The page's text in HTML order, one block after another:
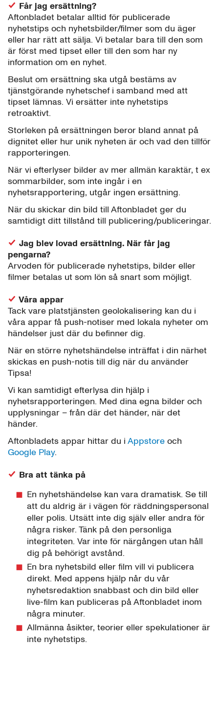
Får jag ersättning?
Aftonbladet betalar alltid för publicerade
nyhetstips och nyhetsbilder/filmer som du äger
eller har rätt att sälja. Vi betalar bara till den som
är först med tipset eller till den som har ny
information om en nyhet.
Beslut om ersättning ska utgå bestäms av
tjänstgörande nyhetschef i samband med att
tipset lämnas. Vi ersätter inte nyhetstips
retroaktivt.
Storleken på ersättningen beror bland annat på
dignitet eller hur unik nyheten är och vad den tillför
rapporteringen.
När vi efterlyser bilder av mer allmän karaktär, t ex
sommarbilder, som inte ingår i en
nyhetsrapportering, utgår ingen ersättning.
När du skickar din bild till Aftonbladet ger du
samtidigt ditt tillstånd till publicering/publiceringar.
Jag blev lovad ersättning. När får jag
pengarna?
Arvoden för publicerade nyhetstips, bilder eller
filmer betalas ut som lön så snart som möjligt.
Våra appar
Tack vare platstjänsten geolokalisering kan du i
våra appar få push-notiser med lokala nyheter om
händelser just där du befinner dig.
När en större nyhetshändelse inträffat i din närhet
skickas en push-notis till dig när du använder
Tipsa!
Vi kan samtidigt efterlysa din hjälp i
nyhetsrapporteringen. Med dina egna bilder och
upplysningar – från där det händer, när det
händer.
Aftonbladets appar hittar du i Appstore och
Google Play.
Bra att tänka på
En nyhetshändelse kan vara dramatisk. Se till
att du aldrig är i vägen för räddningspersonal
eller polis. Utsätt inte dig själv eller andra för
några risker. Tänk på den personliga
integriteten. Var inte för närgången utan håll
dig på behörigt avstånd.
En bra nyhetsbild eller film vill vi publicera
direkt. Med appens hjälp når du vår
nyhetsredaktion snabbast och din bild eller
live-film kan publiceras på Aftonbladet inom
några minuter.
Allmänna åsikter, teorier eller spekulationer är
inte nyhetstips.